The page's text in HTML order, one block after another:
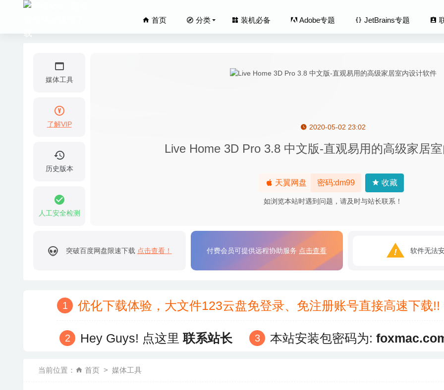
首页 分类 装机必备 Adobe专题 JetBrains专题
媒体工具
了解VIP
历史版本
人工安全检测
2020-05-02 23:02
Live Home 3D Pro 3.8 中文版-直观易用的高级家居
天翼网盘 密码:dm99 收藏
如浏览本站时遇到问题，请及时与站长联系！
突破百度网盘限速下载 点击查看！ 付费会员可提供远程协助服务 点击查看 软件无法
优化下载体验，大文件123云盘免登录、免注册账号直接高速下
Hey Guys! 点这里联系站长 本站安装包密码为:
当前位置： 首页 媒体工具
Sublime Text 4.0 (4079) Dev 中文版-非常出色的代码编辑器 2020-07-18
ON1 Effects 2020.1 14.1.1 (8865) 中文版-优秀的照片滤镜/LUT/纹理处理